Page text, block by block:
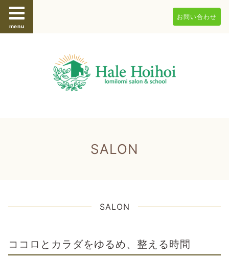
menu
お問い合わせ
SALON
SALON
ココロとカラダをゆるめ、整える時間